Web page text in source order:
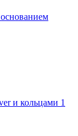
и кольцами 1